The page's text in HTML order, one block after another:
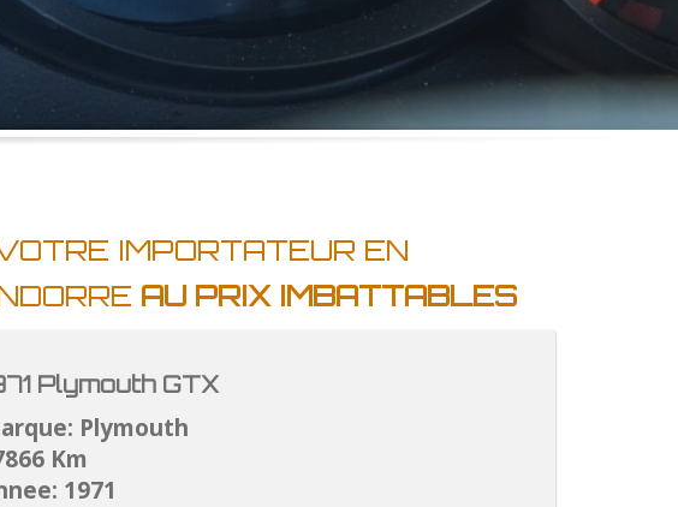
IMPORTATEUR EN
AU PRIX IMBATTABLES
Plymouth GTX
Plymouth
Km
1971